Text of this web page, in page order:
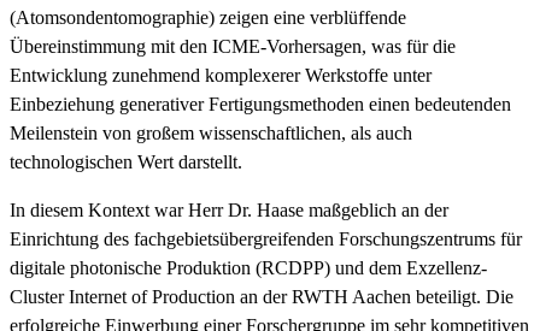
(Atomsondentomographie) zeigen eine verblüffende
Übereinstimmung mit den ICME-Vorhersagen, was für die
Entwicklung zunehmend komplexerer Werkstoffe unter
Einbeziehung generativer Fertigungsmethoden einen bedeutenden
Meilenstein von großem wissenschaftlichen, als auch
technologischen Wert darstellt.
In diesem Kontext war Herr Dr. Haase maßgeblich an der
Einrichtung des fachgebietsübergreifenden Forschungszentrums für
digitale photonische Produktion (RCDPP) und dem Exzellenz-
Cluster Internet of Production an der RWTH Aachen beteiligt. Die
erfolgreiche Einwerbung einer Forschergruppe im sehr kompetitiven